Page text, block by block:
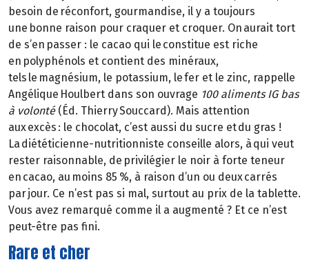
besoin de réconfort, gourmandise, il y a toujours
une bonne raison pour craquer et croquer. On aurait tort
de s’en passer : le cacao qui le constitue est riche
en polyphénols et contient des minéraux,
tels le magnésium, le potassium, le fer et le zinc, rappelle
Angélique Houlbert dans son ouvrage 100 aliments IG bas
à volonté(Éd. Thierry Souccard). Mais attention
aux excès : le chocolat, c’est aussi du sucre et du gras !
La diététicienne-nutritionniste conseille alors, à qui veut
rester raisonnable, de privilégier le noir à forte teneur
en cacao, au moins 85 %, à raison d’un ou deux carrés
par jour. Ce n’est pas si mal, surtout au prix de la tablette.
Vous avez remarqué comme il a augmenté ? Et ce n’est
peut-être pas fini.
Rare et cher